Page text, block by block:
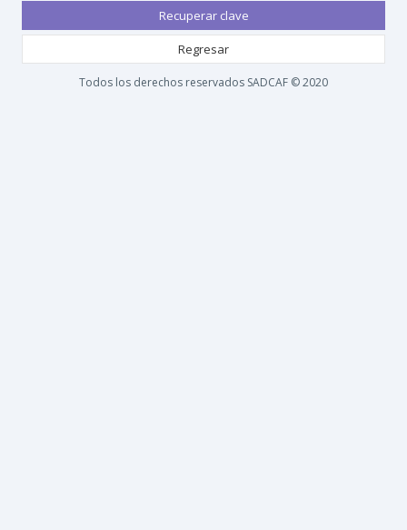
Recuperar clave
Regresar
Todos los derechos reservados SADCAF © 2020